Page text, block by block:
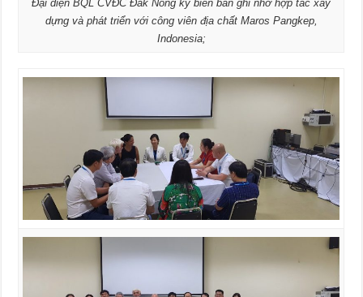
Đại diện BQL CVĐC Đăk Nông ký biên bản ghi nhớ hợp tác xây
dựng và phát triển với công viên địa chất Maros Pangkep,
Indonesia;